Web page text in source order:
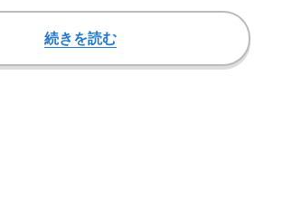
続きを読む